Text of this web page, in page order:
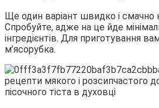
Ще один варіант швидко і смачно
Спробуйте, адже на це йде
інгредієнтів. Для приготування
м’ясорубка.